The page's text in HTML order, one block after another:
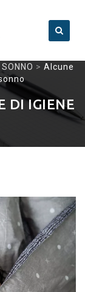
SONNO > Alcune
DI IGIENE